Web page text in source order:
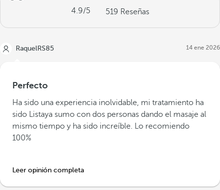
4.9/5 519 Reseñas
RaquelRS85 14 ene 2026
Perfecto
Ha sido una experiencia inolvidable, mi tratamiento ha
sido Listaya sumo con dos personas dando el masaje al
mismo tiempo y ha sido increíble. Lo recomiendo
100%
Leer opinión completa